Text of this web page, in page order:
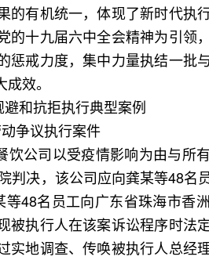
的有机统一，体现了新时代执
的十九届六中全会精神为引领
惩戒力度，集中力量执结一批
效。
和抗拒执行典型案例
争议执行案件
司以受疫情影响为由与所有
判决，该公司应向龚某等48名
48名员工向广东省珠海市香
执行人在该案诉讼程序时法
实地调查、传唤被执行人总经